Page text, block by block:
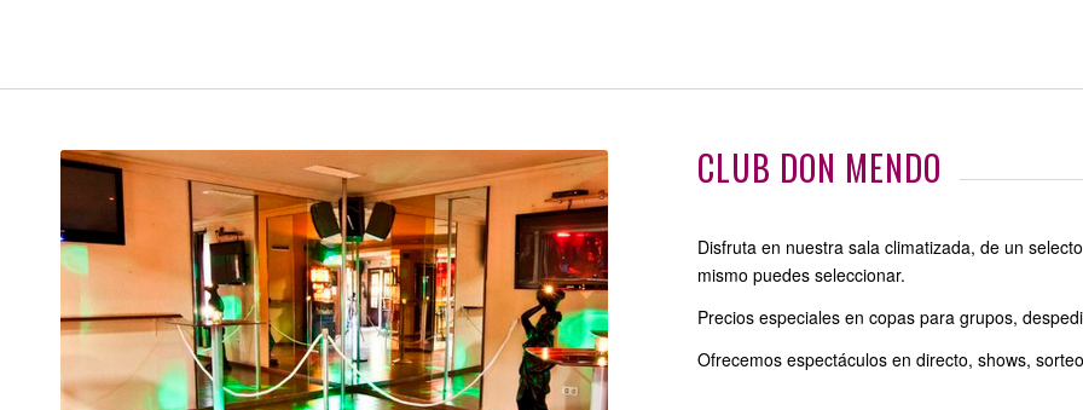
CLUB DON MENDO
Disfruta en nuestra sala climatizada, de un
mismo puedes seleccionar.
Precios especiales en copas para grupos,
Ofrecemos espectáculos en directo, shows,